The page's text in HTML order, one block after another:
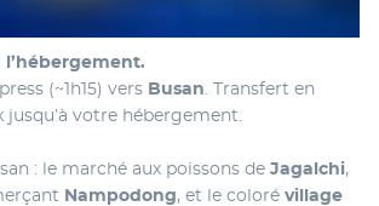
l’hébergement.
(~1h15) vers Busan. Transfert en
votre hébergement.
: le marché aux poissons de Jagalchi,
Nampodong, et le coloré village